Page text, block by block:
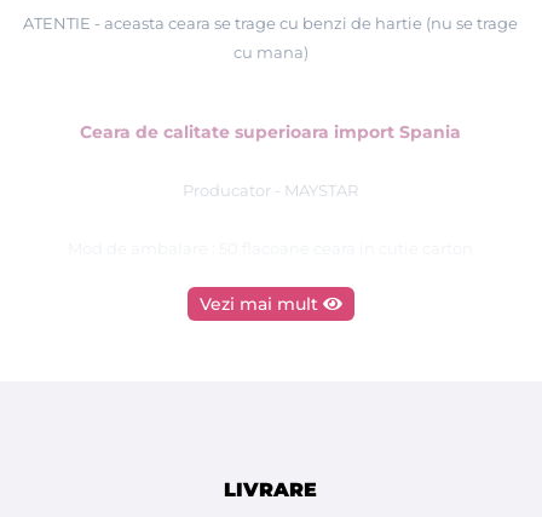
ATENTIE - aceasta ceara se trage cu benzi de hartie (nu se trage
cu mana)
Ceara de calitate superioara import Spania
Producator - MAYSTAR
- rezerva de ceara are aplicata peste rola o folie pentru
STIATI CA :
Vezi mai mult
LIVRARE